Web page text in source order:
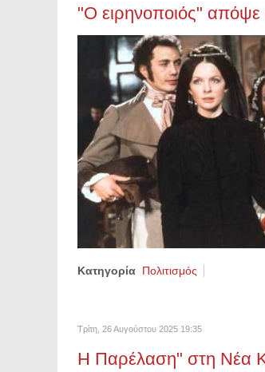
"Ο ειρηνοποιός"
Κατηγορία Πολιτισμός
Τρίτη, 26 Αυγούστου 2025 19:35
Η Παρέλαση" στη Νέα